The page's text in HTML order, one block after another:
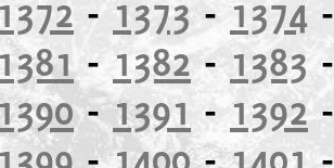
1372 - 1373 - 1374
- 1382 - 1383
-1391 -1392